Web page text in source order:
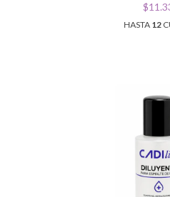
HASTA 12